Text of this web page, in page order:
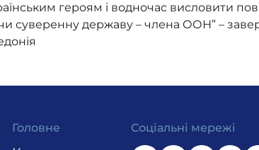
героям і водночас висловити
суверенну державу – члена ООН” –
Головне Соціальні мережі